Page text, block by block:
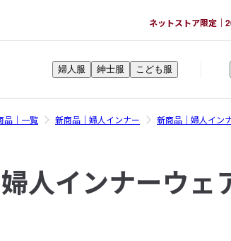
ネットストア限定｜
婦人服 紳士服 こども服
品｜一覧 新商品｜婦人インナー 新商品｜婦人イン
人インナーウェ